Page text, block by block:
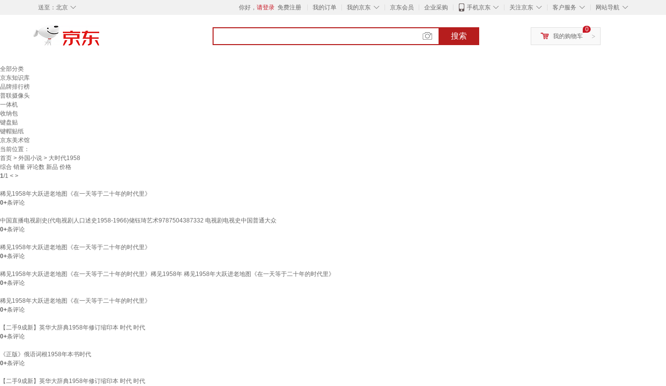
◇
送至： 北京 你好， 请登录 免费注册 我的订单 ◇
我的京东 京东会员 企业采购 ◇
手机京东 ◇
关注京东 ◇
客户服务 ◇
网站导航
搜索 >
0
我的购物车
全部分类
京东知识库
品牌排行榜
普联摄像头
一体机
收纳包
键盘贴
键帽贴纸
京东美术馆
当前位置：
首页 > 外国小说 > 大时代1958
综合 销量 评论数 新品 价格
1/1 < >
稀见1958年大跃进老地图《在一天等于二十年的时代里》
0+条评论
中国直播电视剧史(代电视剧人口述史1958-1966)储钰琦艺术9787504387332 电视剧电视史中国普通大众
0+条评论
稀见1958年大跃进老地图《在一天等于二十年的时代里》
0+条评论
稀见1958年大跃进老地图《在一天等于二十年的时代里》稀见1958年 稀见1958年大跃进老地图《在一天等于二十年的时代里》
0+条评论
稀见1958年大跃进老地图《在一天等于二十年的时代里》
0+条评论
【二手9成新】英华大辞典1958年修订缩印本 时代 时代
0+条评论
《正版》俄语词根1958年本书时代
0+条评论
【二手9成新】英华大辞典1958年修订缩印本 时代 时代